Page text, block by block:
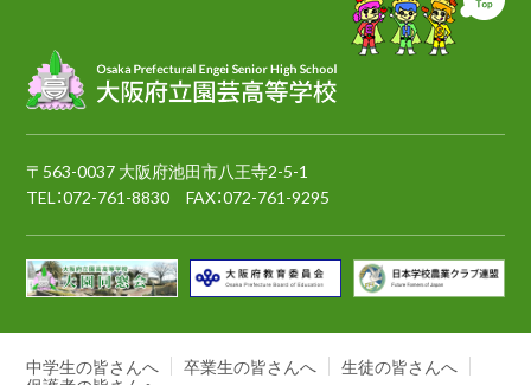
〒563-0037 大阪府池田市八王寺2-5-1
TEL：072-761-8830 FAX：072-761-9295
中学生の皆さんへ 卒業生の皆さんへ
生徒の皆さんへ